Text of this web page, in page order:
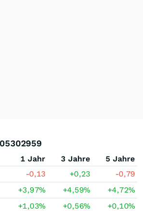
1 Jahr 3 Jahre
5 Jahre
-0,13 +0,23
-0,79
+3,97% +4,59% +4,72%
+1,03% +0,56% +0,10%